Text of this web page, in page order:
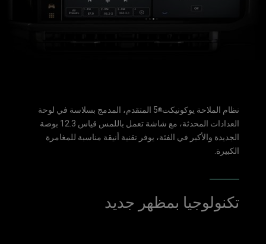
نظام الملاحة يوكونيكت®
5 المتقدم، المدمج بسلاسة في لوحة
العدادات المحدثة، مع شاشة تعمل باللمس قياس 12.3 بوصة
الجديدة والأكبر في الفئة، يوفر تقنية أنيقة مناسبة للمغامرة
الكبيرة.
تكنولوجيا بمظهر جديد